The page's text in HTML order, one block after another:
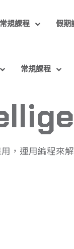
常規課程 假期
常規課程
，運用編程來解